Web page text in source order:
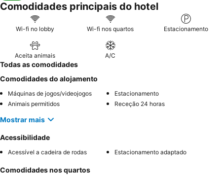
Comodidades principais do hotel
Wi-fi no lobby Wi-fi nos quartos Estacionamento
Aceita animais A/C
Todas as comodidades
Comodidades do alojamento
Máquinas de jogos/videojogos
Estacionamento
Animais permitidos
Receção 24 horas
Mostrar mais
Acessibilidade
Acessível a cadeira de rodas Estacionamento adaptado
Comodidades nos quartos